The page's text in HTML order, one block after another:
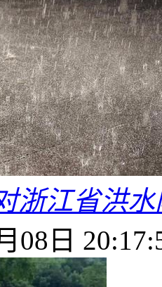
浙江省洪
08日